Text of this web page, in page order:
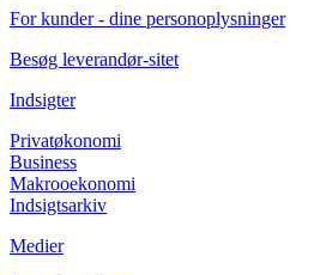
For kunder - dine personoplysninger
Besøg leverandør-sitet
Indsigter
Privatøkonomi
Business
Makrooekonomi
Indsigtsarkiv
Medier